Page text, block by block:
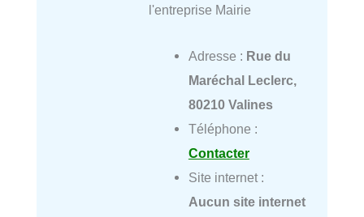
l'entreprise Mairie
Adresse : Rue du
Maréchal Leclerc,
80210 Valines
Téléphone :
Contacter
Site internet :
Aucun site internet